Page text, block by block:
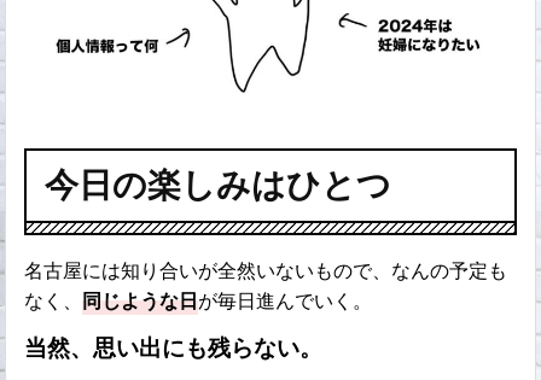
今日の楽しみはひとつ
名古屋には知り合いが全然いないもので、なんの予定も
なく、同じような日が毎日進んでいく。
当然、思い出にも残らない。